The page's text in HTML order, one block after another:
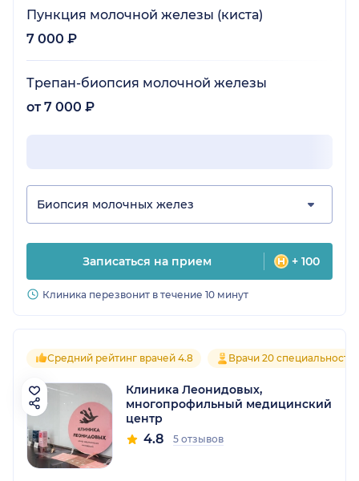
Пункция молочной железы (киста)
7 000 ₽
Трепан-биопсия молочной железы
от 7 000 ₽
Биопсия молочных желез
Записаться на прием + 100
Клиника перезвонит в течение 10 минут
Средний рейтинг врачей 4.8 Врачи 20
Клиника Леонидовых,
многопрофильный медицинский
центр
4.8 5 отзывов